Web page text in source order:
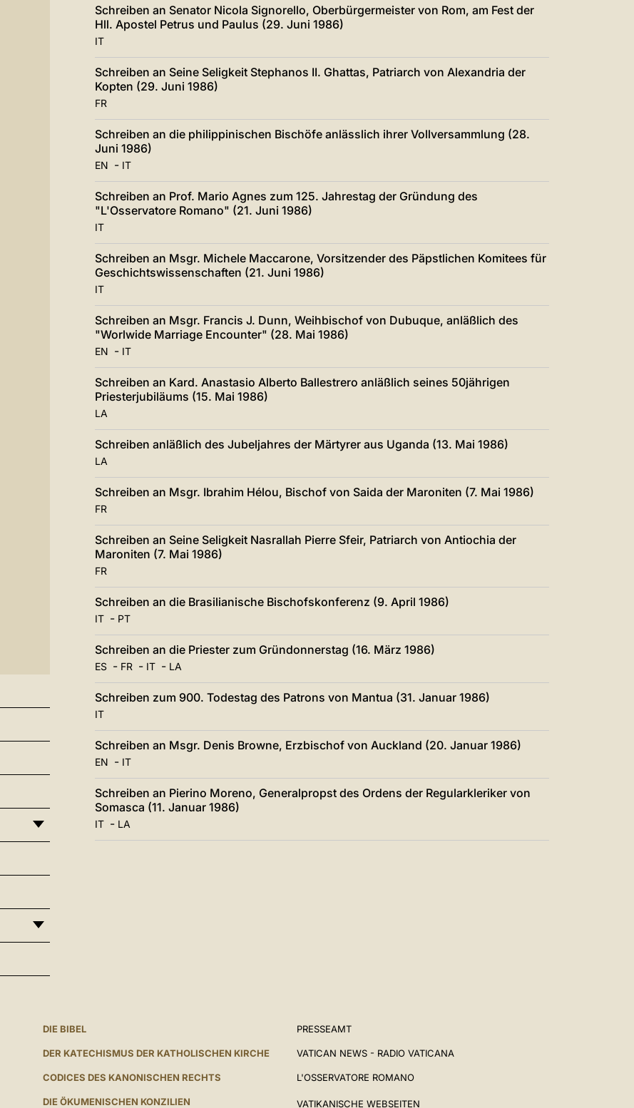
Schreiben an Senator Nicola Signorello, Oberbürgermeister von Rom, am Fest der
Hll. Apostel Petrus und Paulus (29. Juni 1986)
IT
Schreiben an Seine Seligkeit Stephanos II. Ghattas, Patriarch von Alexandria der
Kopten (29. Juni 1986)
FR
Schreiben an die philippinischen Bischöfe anlässlich ihrer Vollversammlung (28.
Juni 1986)
EN - IT
Schreiben an Prof. Mario Agnes zum 125. Jahrestag der Gründung des
"L'Osservatore Romano" (21. Juni 1986)
IT
Schreiben an Msgr. Michele Maccarone, Vorsitzender des Päpstlichen Komitees für
Geschichtswissenschaften (21. Juni 1986)
IT
Schreiben an Msgr. Francis J. Dunn, Weihbischof von Dubuque, anläßlich des
"Worlwide Marriage Encounter" (28. Mai 1986)
EN - IT
Schreiben an Kard. Anastasio Alberto Ballestrero anläßlich seines 50jährigen
Priesterjubiläums (15. Mai 1986)
LA
Schreiben anläßlich des Jubeljahres der Märtyrer aus Uganda (13. Mai 1986)
LA
Schreiben an Msgr. Ibrahim Hélou, Bischof von Saida der Maroniten (7. Mai 1986)
FR
Schreiben an Seine Seligkeit Nasrallah Pierre Sfeir, Patriarch von Antiochia der
Maroniten (7. Mai 1986)
FR
Schreiben an die Brasilianische Bischofskonferenz (9. April 1986)
IT- PT
Schreiben an die Priester zum Gründonnerstag (16. März 1986)
ES- FR- IT- LA
Schreiben zum 900. Todestag des Patrons von Mantua (31. Januar 1986)
IT
Schreiben an Msgr. Denis Browne, Erzbischof von Auckland (20. Januar 1986)
EN - IT
Schreiben an Pierino Moreno, Generalpropst des Ordens der Regularkleriker von
Somasca (11. Januar 1986)
IT- LA
DIE BIBEL
DER KATECHISMUS DER KATHOLISCHEN KIRCHE
CODICES DES KANONISCHEN RECHTS
DIE ÖKUMENISCHEN KONZILIEN
PRESSEAMT
VATICAN NEWS - RADIO VATICANA
L'OSSERVATORE ROMANO
VATIKANISCHE WEBSEITEN